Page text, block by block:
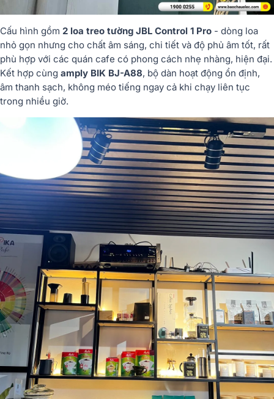
Cấu hình gồm 2 loa treo tường JBL Control 1 Pro - dòng loa
nhỏ gọn nhưng cho chất âm sáng, chi tiết và độ phủ âm tốt, rất
phù hợp với các quán cafe có phong cách nhẹ nhàng, hiện đại.
Kết hợp cùng amply BIK BJ-A88, bộ dàn hoạt động ổn định,
âm thanh sạch, không méo tiếng ngay cả khi chạy liên tục
trong nhiều giờ.